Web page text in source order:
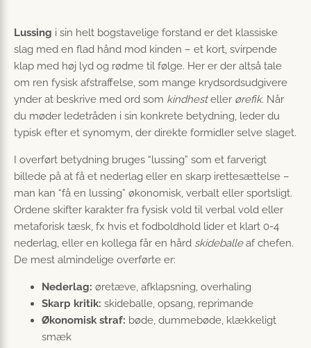
Lussing i sin helt bogstavelige forstand er det klassiske
slag med en flad hånd mod kinden – et kort, svirpende
klap med høj lyd og rødme til følge. Her er der altså tale
om ren fysisk afstraffelse, som mange krydsordsudgivere
ynder at beskrive med ord som kindhesteller ørefik. Når
du møder ledetråden i sin konkrete betydning, leder du
typisk efter et synomym, der direkte formidler selve slaget.
I overført betydning bruges “lussing” som et farverigt
billede på at få et nederlag eller en skarp irettesættelse –
man kan “få en lussing” økonomisk, verbalt eller sportsligt.
Ordene skifter karakter fra fysisk vold til verbal vold eller
metaforisk tæsk, fx hvis et fodboldhold lider et klart 0-4
nederlag, eller en kollega får en hård skideballeaf chefen.
De mest almindelige overførte er:
Nederlag: øretæve, afklapsning, overhaling
Skarp kritik: skideballe, opsang, reprimande
Økonomisk straf: bøde, dummebøde, klækkeligt
smæk